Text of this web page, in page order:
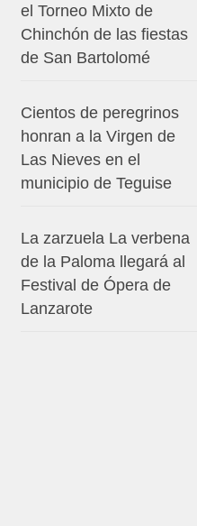
el Torneo Mixto de
Chinchón de las fiestas
de San Bartolomé
Cientos de peregrinos
honran a la Virgen de
Las Nieves en el
municipio de Teguise
La zarzuela La verbena
de la Paloma llegará al
Festival de Ópera de
Lanzarote